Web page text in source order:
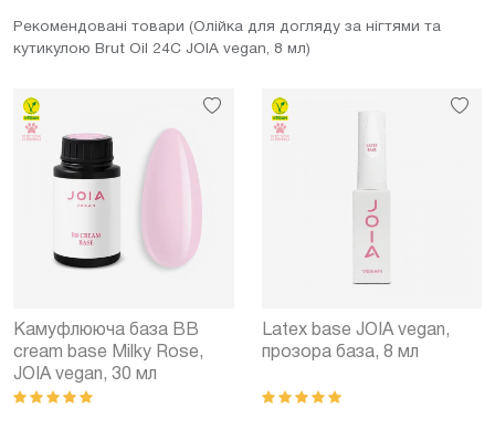
Рекомендовані товари (Олійка для догляду за нігтями та
кутикулою Brut Oil 24С JOIA vegan, 8 мл)
Камуфлююча база BB
cream base Milky Rose,
JOIA vegan, 30 мл
Latex base JOIA vegan,
прозора база, 8 мл